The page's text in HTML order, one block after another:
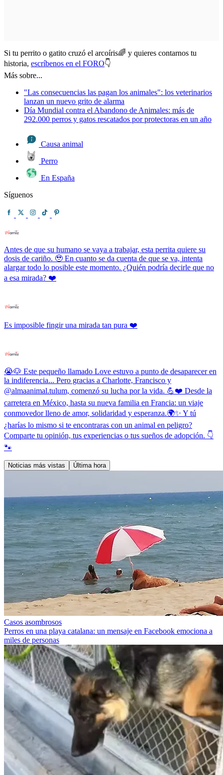
Si tu perrito o gatito cruzó el arcoíris🌈 y quieres contarnos tu
historia, escríbenos en el FORO👇
Más sobre...
"Las consecuencias las pagan los animales": los veterinarios
lanzan un nuevo grito de alarma
Día Mundial contra el Abandono de Animales: más de
292.000 perros y gatos rescatados por protectoras en un año
Causa animal
Perro
En España
Síguenos
Antes de que su humano se vaya a trabajar, esta perrita quiere su
dosis de cariño. 🥹 En cuanto se da cuenta de que se va, intenta
alargar todo lo posible este momento. ¿Quién podría decirle que no
a esa mirada? ❤️
Es imposible fingir una mirada tan pura ❤️
😭🐶 Este pequeño llamado Love estuvo a punto de desaparecer en
la indiferencia... Pero gracias a Charlotte, Francisco y
@almaanimal.tulum, comenzó su lucha por la vida. 💪❤️ Desde la
carretera en México, hasta su nueva familia en Francia: un viaje
conmovedor lleno de amor, solidaridad y esperanza.🌍✨ Y tú
¿harías lo mismo si te encontraras con un animal en peligro?
Comparte tu opinión, tus experiencias o tus sueños de adopción. 👇
🐾
Noticias más vistas Última hora
Casos asombrosos
Perros en una playa catalana: un mensaje en Facebook emociona a
miles de personas